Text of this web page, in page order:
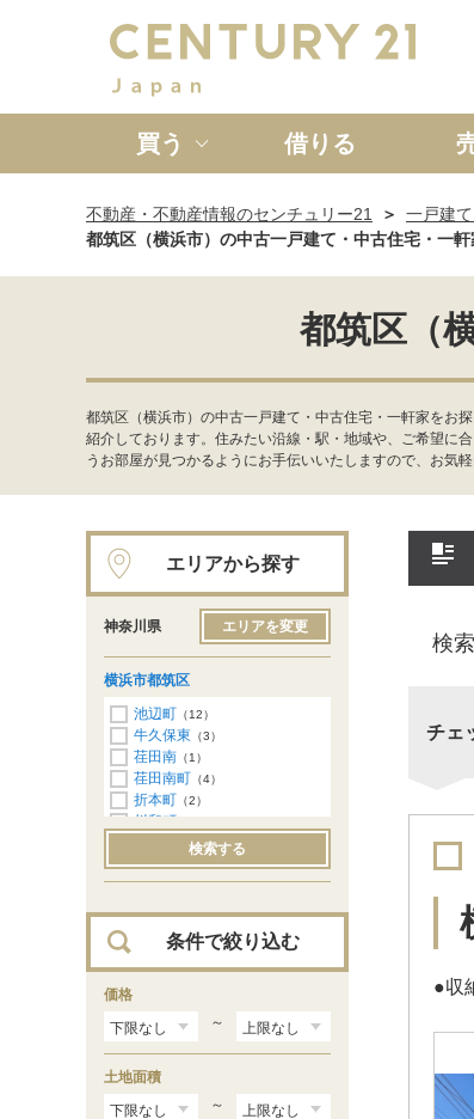
買う
新築一戸建て 中
借りる
不動産・不動産情報のセンチュリー21 一戸建
都筑区（横浜市）の中古一戸建て・中古住宅・一
都筑区（
都筑区（横浜市）の中古一戸建て・中古住宅・一軒家をお
紹介しております。住みたい沿線・駅・地域や、ご希望に
うお部屋が見つかるようにお手伝いいたしますので、お気
検
チェ
●収
エリアから探す
神奈川県 エリアを変更
横浜市都筑区
池辺町 （12）
牛久保東 （3）
荏田南 （1）
荏田南町 （4）
折本町 （2）
川和町
（1）
早渕（2）
南山田町（3）
検索する
条件で絞り込む
価格
～
土地面積
～